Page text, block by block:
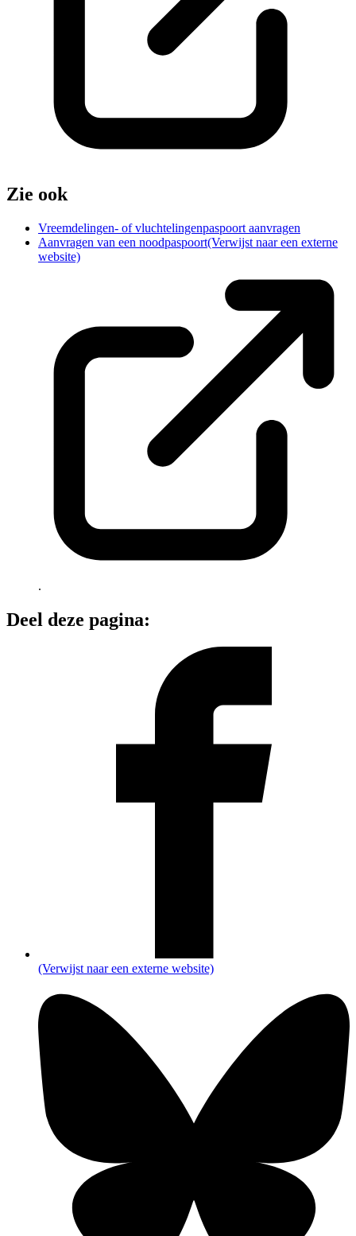
Zie ook
Vreemdelingen- of vluchtelingenpaspoort aanvragen
Aanvragen van een noodpaspoort(Verwijst naar een externe
website)
.
Deel deze pagina:
(Verwijst naar een externe website)